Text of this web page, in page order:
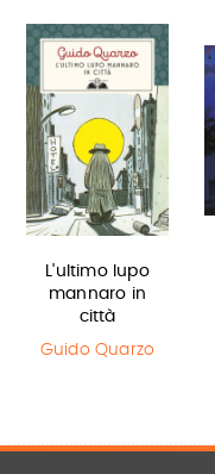
L'ultimo lupo
mannaro in
città
Guido Quarzo